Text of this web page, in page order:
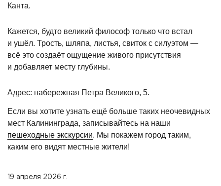
Канта.
Кажется, будто великий философ только что встал
и ушёл. Трость, шляпа, листья, свиток с силуэтом —
всё это создаёт ощущение живого присутствия
и добавляет месту глубины.
Адрес: набережная Петра Великого, 5.
Если вы хотите узнать ещё больше таких неочевидных
мест Калининграда, записывайтесь на наши
пешеходные экскурсии. Мы покажем город таким,
каким его видят местные жители!
19 апреля 2026 г.